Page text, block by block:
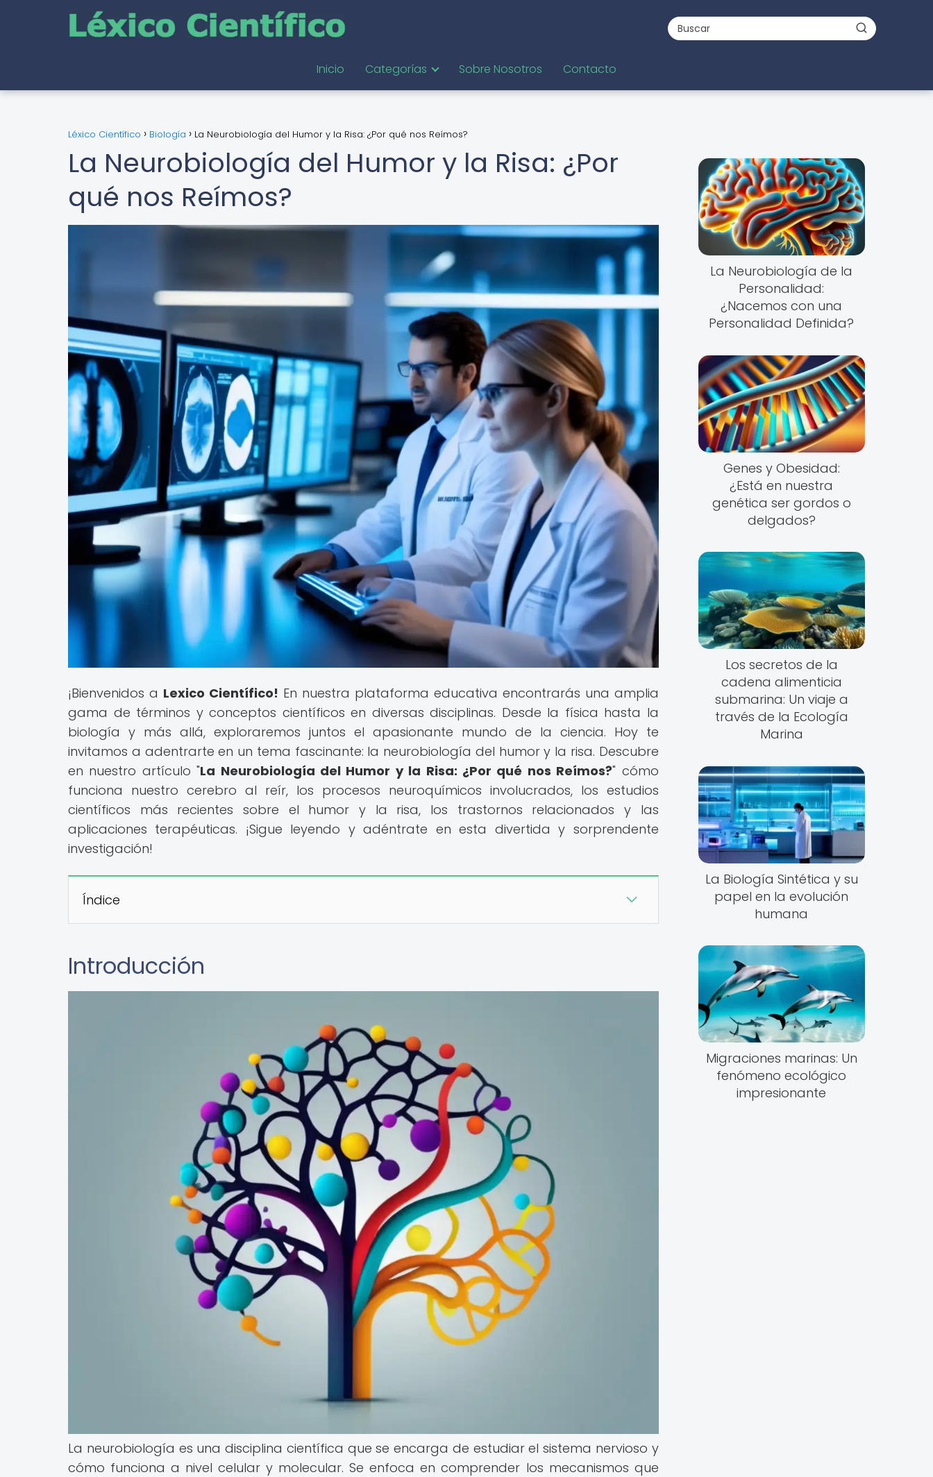
Inicio Categorías Sobre Nosotros Contacto
Léxico Científico Biología La Neurobiología del Humor y la Risa: ¿Por qué nos Reímos?
La Neurobiología del Humor y la Risa: ¿Por
qué nos Reímos?
¡Bienvenidos a Lexico Científico! En nuestra plataforma educativa encontrarás una amplia
gama de términos y conceptos científicos en diversas disciplinas. Desde la física hasta la
biología y más allá, exploraremos juntos el apasionante mundo de la ciencia. Hoy te
invitamos a adentrarte en un tema fascinante: la neurobiología del humor y la risa. Descubre
en nuestro artículo "La Neurobiología del Humor y la Risa: ¿Por qué nos Reímos?" cómo
funciona nuestro cerebro al reír, los procesos neuroquímicos involucrados, los estudios
científicos más recientes sobre el humor y la risa, los trastornos relacionados y las
aplicaciones terapéuticas. ¡Sigue leyendo y adéntrate en esta divertida y sorprendente
investigación!
Índice
Introducción
La neurobiología es una disciplina científica que se encarga de estudiar el sistema nervioso y
cómo funciona a nivel celular y molecular. Se enfoca en comprender los mecanismos que
La Neurobiología de la
Personalidad:
¿Nacemos con una
Personalidad Definida?
Genes y Obesidad:
¿Está en nuestra
genética ser gordos o
delgados?
Los secretos de la
cadena alimenticia
submarina: Un viaje a
través de la Ecología
Marina
La Biología Sintética y su
papel en la evolución
humana
Migraciones marinas: Un
fenómeno ecológico
impresionante